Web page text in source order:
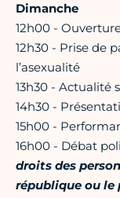
Dimanche
12h00 -
12h30 - Prise de
l’asexualité
13h30 - Actualité
14h30 -
15h00 -
16h00 - Débat
droits des
république ou le